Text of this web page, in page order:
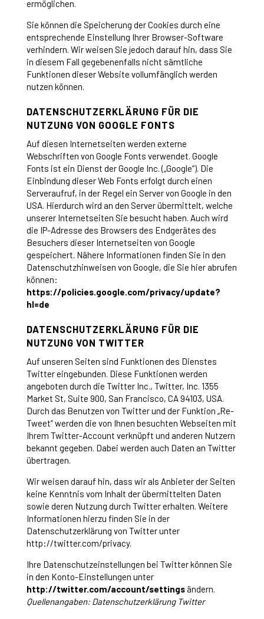
ermöglichen.
Sie können die Speicherung der Cookies durch eine
entsprechende Einstellung Ihrer Browser-Software
verhindern. Wir weisen Sie jedoch darauf hin, dass Sie
in diesem Fall gegebenenfalls nicht sämtliche
Funktionen dieser Website vollumfänglich werden
nutzen können.
DATENSCHUTZERKLÄRUNG FÜR DIE
NUTZUNG VON GOOGLE FONTS
Auf diesen Internetseiten werden externe
Webschriften von Google Fonts verwendet. Google
Fonts ist ein Dienst der Google Inc. („Google“). Die
Einbindung dieser Web Fonts erfolgt durch einen
Serveraufruf, in der Regel ein Server von Google in den
USA. Hierdurch wird an den Server übermittelt, welche
unserer Internetseiten Sie besucht haben. Auch wird
die IP-Adresse des Browsers des Endgerätes des
Besuchers dieser Internetseiten von Google
gespeichert. Nähere Informationen finden Sie in den
Datenschutzhinweisen von Google, die Sie hier abrufen
können:
https://policies.google.com/privacy/update?
hl=de
DATENSCHUTZERKLÄRUNG FÜR DIE
NUTZUNG VON TWITTER
Auf unseren Seiten sind Funktionen des Dienstes
Twitter eingebunden. Diese Funktionen werden
angeboten durch die Twitter Inc., Twitter, Inc. 1355
Market St, Suite 900, San Francisco, CA 94103, USA.
Durch das Benutzen von Twitter und der Funktion „Re-
Tweet“ werden die von Ihnen besuchten Webseiten mit
Ihrem Twitter-Account verknüpft und anderen Nutzern
bekannt gegeben. Dabei werden auch Daten an Twitter
übertragen.
Wir weisen darauf hin, dass wir als Anbieter der Seiten
keine Kenntnis vom Inhalt der übermittelten Daten
sowie deren Nutzung durch Twitter erhalten. Weitere
Informationen hierzu finden Sie in der
Datenschutzerklärung von Twitter unter
http://twitter.com/privacy.
Ihre Datenschutzeinstellungen bei Twitter können Sie
in den Konto-Einstellungen unter
http://twitter.com/account/settings ändern.
Quellenangaben: Datenschutzerklärung Twitter